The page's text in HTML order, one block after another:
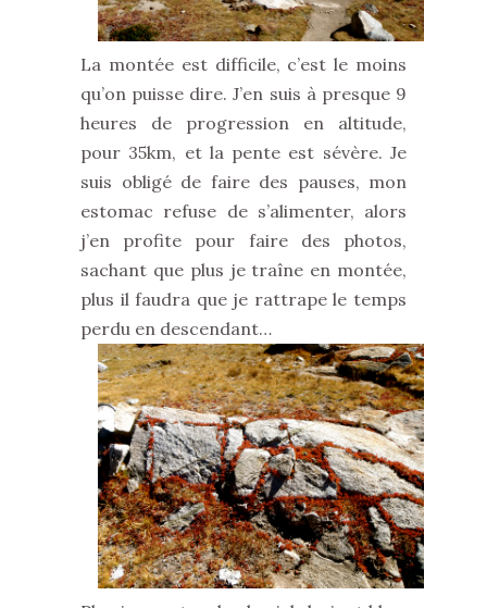
La montée est difficile, c’est le moins
qu’on puisse dire. J’en suis à presque 9
heures de progression en altitude,
pour 35km, et la pente est sévère. Je
suis obligé de faire des pauses, mon
estomac refuse de s’alimenter, alors
j’en profite pour faire des photos,
sachant que plus je traîne en montée,
plus il faudra que je rattrape le temps
perdu en descendant…